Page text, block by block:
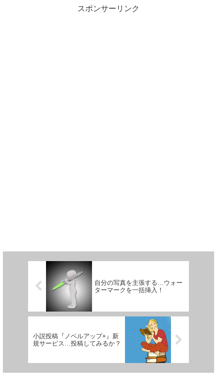
大問題ということもあります。
た人が、悪意を持っていなくても
スポンサーリンク
自分の写真を主張する…ウォー
ターマークを一括挿入！
小説投稿『ノベルアップ+』新
規サービス…投稿してみるか？